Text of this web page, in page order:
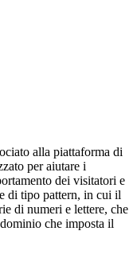
alla piattaforma di
per aiutare i
dei visitatori e
di tipo pattern, in cui il
di numeri e lettere, che
che imposta il